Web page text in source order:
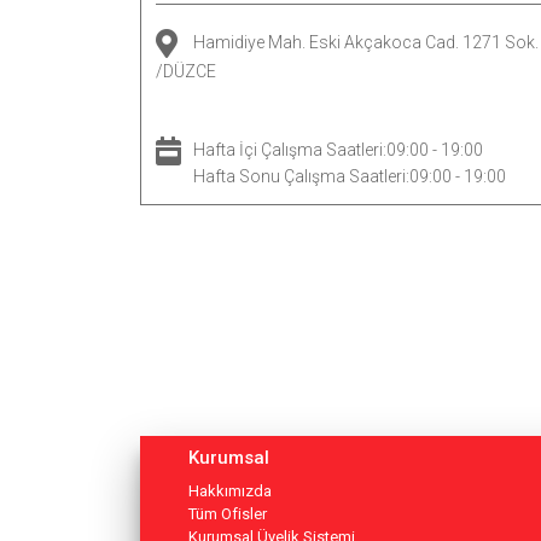
Hamidiye Mah. Eski Akçakoca Cad. 1271 Sok.
/DÜZCE
Hafta İçi Çalışma Saatleri:09:00 - 19:00
Hafta Sonu Çalışma Saatleri:09:00 - 19:00
Kurumsal
Hakkımızda
Tüm Ofisler
Kurumsal Üyelik Sistemi